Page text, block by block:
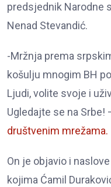
predsjednik Narodne
Nenad Stevandić.
-Mržnja prema
košulju mnogim BH
Ljudi, volite svoje i
Ugledajte se na Srbe!
društvenim mrežama.
On je objavio i
kojima Ćamil